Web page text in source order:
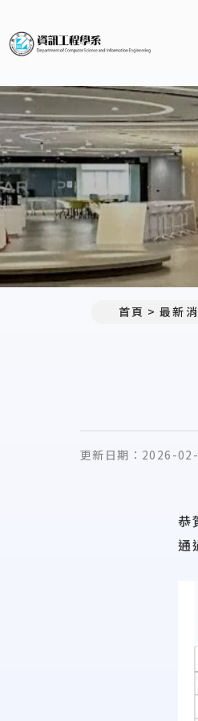
首頁 最新
更新日期： 2026-
恭
通